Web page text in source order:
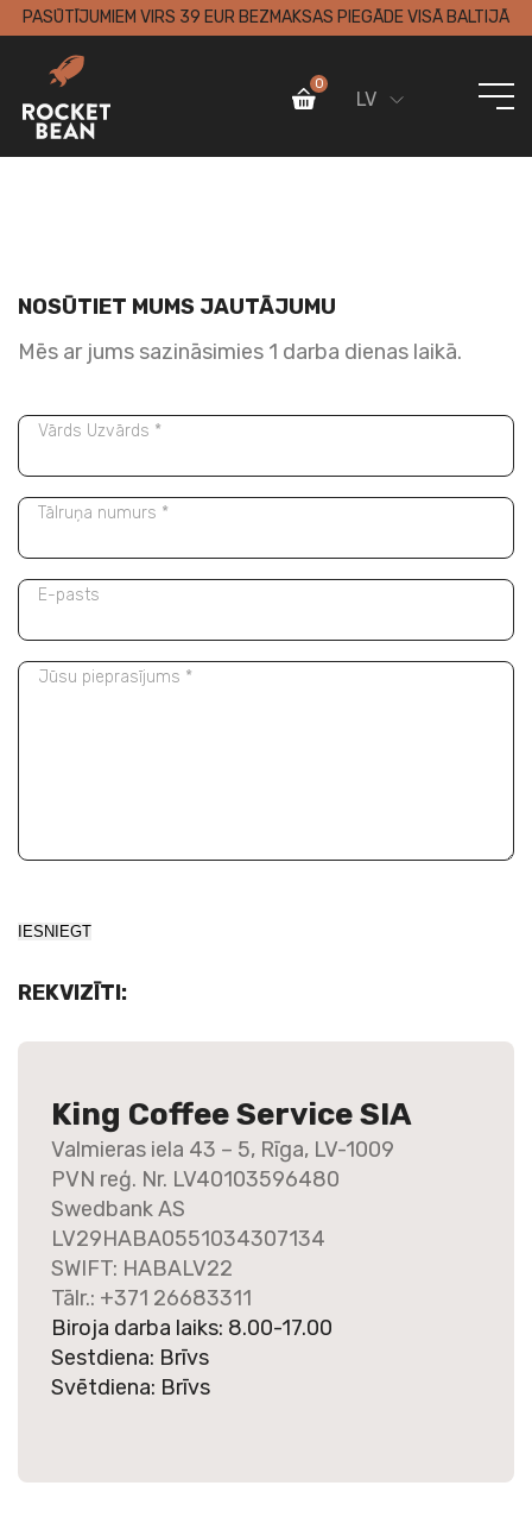
PASŪTĪJUMIEM VIRS 39 EUR BEZMAKSAS PIEGĀDE VISĀ BALTIJĀ
0
LV
NOSŪTIET MUMS JAUTĀJUMU
Mēs ar jums sazināsimies 1 darba dienas laikā.
Vārds Uzvārds *
Tālruņa numurs *
E-pasts
Jūsu pieprasījums *
REKVIZĪTI:
King Coffee Service SIA
Valmieras iela 43 – 5, Rīga, LV-1009
PVN reģ. Nr. LV40103596480
Swedbank AS
LV29HABA0551034307134
SWIFT: HABALV22
Tālr.: +371 26683311
Biroja darba laiks: 8.00-17.00
Sestdiena: Brīvs
Svētdiena: Brīvs